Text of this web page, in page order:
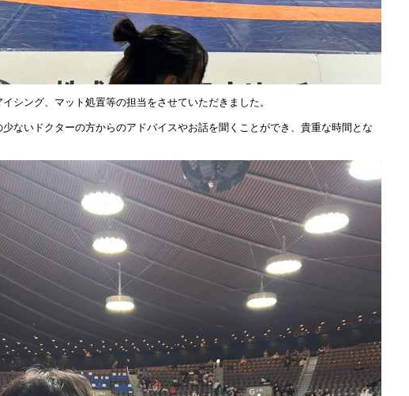
シング、マット処置等の担当をさせていただきました。
ないドクターの方からのアドバイスやお話を聞くことができ、貴重な時間とな